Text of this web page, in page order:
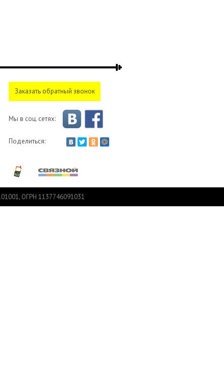
Заказать обратный звонок
Мы в соц. сетях:
Поделиться:
ОГРН 1137746091031